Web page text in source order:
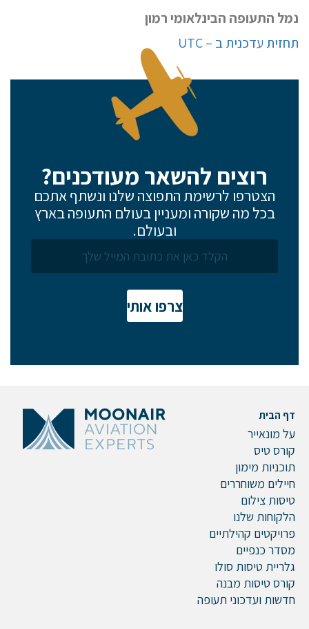
נמל התעופה הבינלאומי רמון
תחזית עדכנית ב – UTC
רוצים להשאר מעודכנים?
הצטרפו לרשימת התפוצה שלנו ונשתף אתכם
בכל מה שקורה ומעניין בעולם התעופה בארץ
ובעולם.
צרפו אותי
דף הבית
על מונאייר
קורס טיס
תוכניות מימון
חיילים משוחררים
טיסות צילום
הלקוחות שלנו
פרויקטים קהילתיים
מסדר כנפיים
גלריית טיסות סולו
קורס טיסות מבנה
חדשות ועדכוני תעופה
אם הגעתם לפה,
סימן שאתם מעוניינים
בפרטים נוספים.
נשמח לשוחח אתכם, לענות על כל שאלה
השאירו לנו פרטים ונחזור אליכם.
דוא"ל
טלפון
הערות ושאלות